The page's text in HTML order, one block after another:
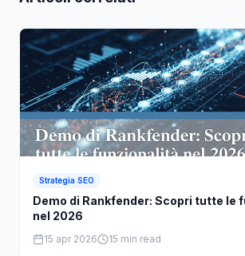
Strategia SEO
Demo di Rankfender: Scopri tutte le
nel 2026